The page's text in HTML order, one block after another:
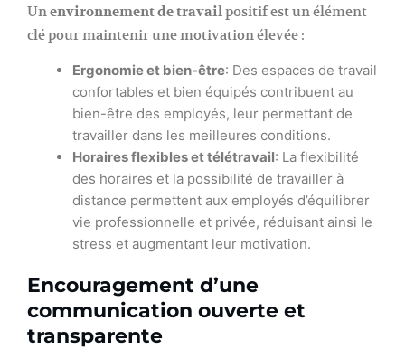
Un environnement de travailpositif est un élément
clé pour maintenir une motivation élevée :
Ergonomie et bien-être: Des espaces de travail
confortables et bien équipés contribuent au
bien-être des employés, leur permettant de
travailler dans les meilleures conditions.
Horaires flexibles et télétravail: La flexibilité
des horaires et la possibilité de travailler à
distance permettent aux employés d’équilibrer
vie professionnelle et privée, réduisant ainsi le
stress et augmentant leur motivation.
Encouragement d’une
communication ouverte et
transparente